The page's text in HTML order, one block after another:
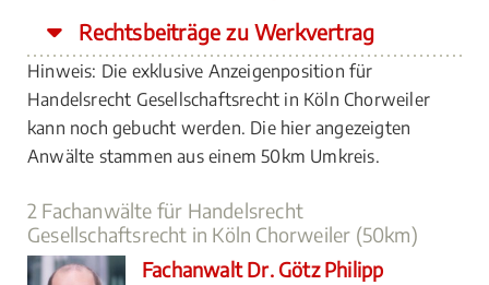
Rechtsbeiträge zu Werkvertrag
Hinweis: Die exklusive Anzeigenposition für
Handelsrecht Gesellschaftsrecht in Köln Chorweiler
kann noch gebucht werden. Die hier angezeigten
Anwälte stammen aus einem 50km Umkreis.
2 Fachanwälte für Handelsrecht
Gesellschaftsrecht in Köln Chorweiler (50km)
Fachanwalt Dr. Götz Philipp